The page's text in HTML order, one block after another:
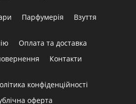
Парфумерія Взуття
Оплата та доставка
Контакти
конфіденційності
оферта